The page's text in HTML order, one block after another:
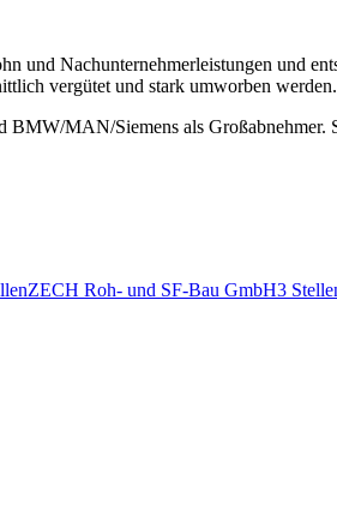
Nachunternehmerleistungen und
vergütet und stark umworben werden.
MAN/Siemens als
ZECH Roh- und SF-Bau GmbH3